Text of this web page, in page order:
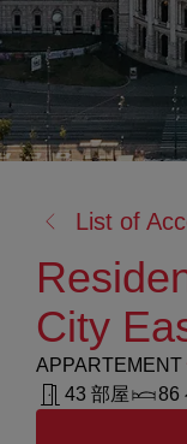
る:
List of
City
APPARTEMENT
43 部屋
86